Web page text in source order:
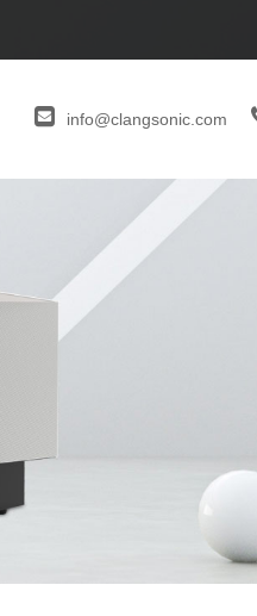
info@clangsonic.com